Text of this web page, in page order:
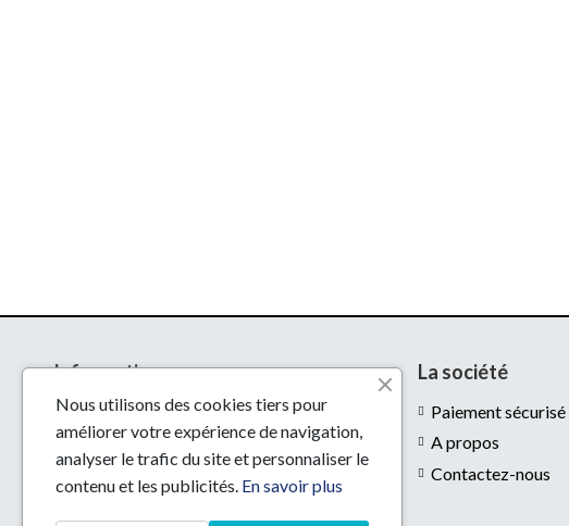
Informations
Livraison
Mentions légales
Conditions d'utilisation
La société
Paiement sécurisé
A propos
Contactez-nous
Nous utilisons des cookies tiers pour
améliorer votre expérience de navigation,
analyser le trafic du site et personnaliser le
contenu et les publicités. En savoir plus